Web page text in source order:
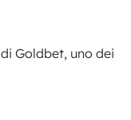
di Goldbet, uno dei